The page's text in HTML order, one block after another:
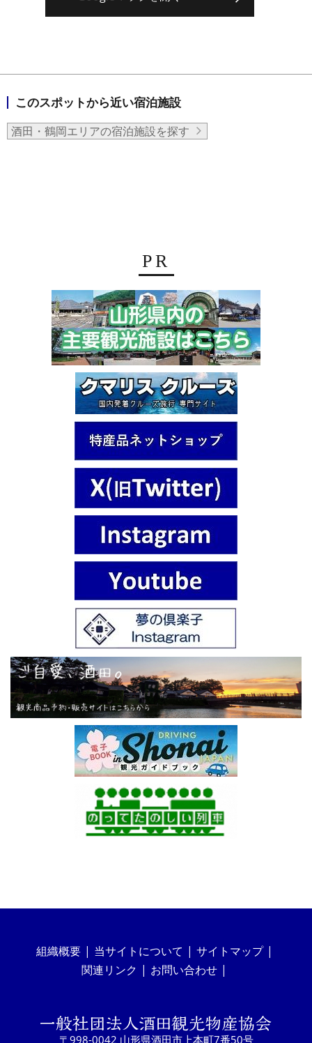
このスポットから近い宿泊施設
酒田・鶴岡エリアの宿泊施設を探す
PR
組織概要 当サイトについて
サイトマップ
関連リンク
お問い合わせ
〒998-0042 山形県酒田市上本町7番50号